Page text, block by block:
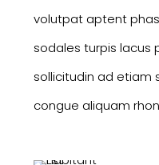
volutpat aptent
sodales turpis lacus
sollicitudin ad etiam
congue aliquam